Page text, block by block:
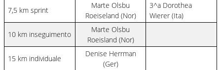
7,5 km sprint
Marte Olsbu
Roeiseland (Nor)
3^a Dorothea
Wierer (Ita)
10 km inseguimento
Marte Olsbu
Roeisland (Nor)
15 km individuale
Denise Herrman
(Ger)